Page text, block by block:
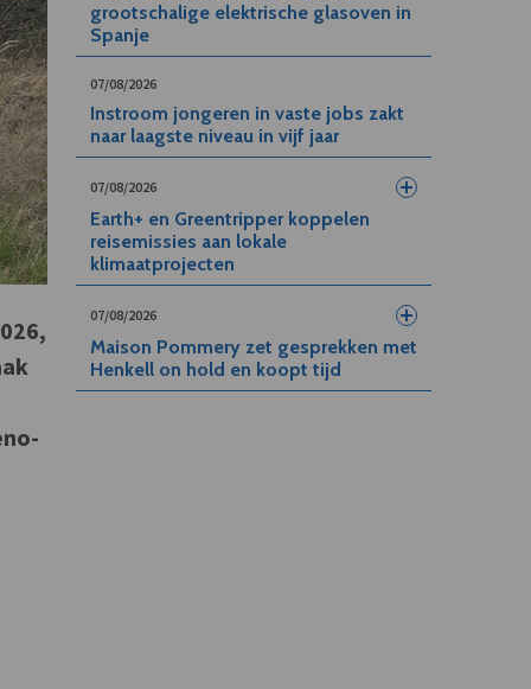
grootschalige elektrische glasoven in
Spanje
07/08/2026
Instroom jongeren in vaste jobs zakt
naar laagste niveau in vijf jaar
07/08/2026
Earth+ en Greentripper koppelen
reisemissies aan lokale
klimaatprojecten
07/08/2026
Maison Pommery zet gesprekken met
Henkell on hold en koopt tijd